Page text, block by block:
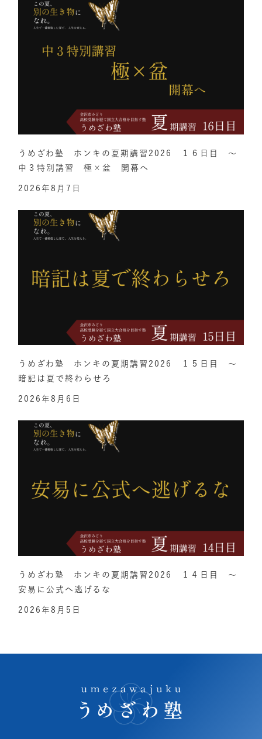
うめざわ塾 ホンキの夏期講習2026 １６日目 ～
中３特別講習 極×盆 開幕へ
2026年8月7日
うめざわ塾 ホンキの夏期講習2026 １５日目 ～
暗記は夏で終わらせろ
2026年8月6日
うめざわ塾 ホンキの夏期講習2026 １４日目 ～
安易に公式へ逃げるな
2026年8月5日